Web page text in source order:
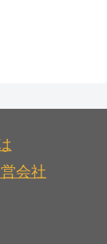
会社